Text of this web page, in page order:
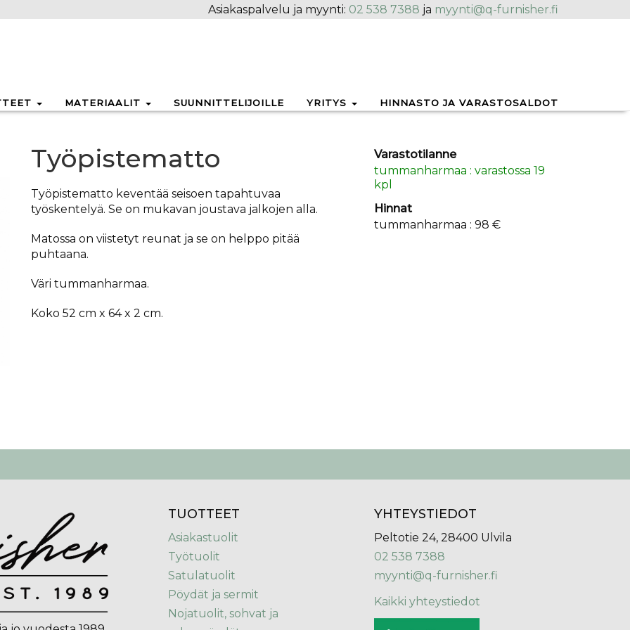
Asiakaspalvelu ja myynti: 02 538 7388 ja myynti@q-furnisher.fi
MATERIAALIT SUUNNITTELIJOILLE YRITYS HINNASTO JA VARASTOSALDOT
Työpistematto
Työpistematto keventää seisoen tapahtuvaa
työskentelyä. Se on mukavan joustava jalkojen alla.
Matossa on viistetyt reunat ja se on helppo pitää
puhtaana.
Väri tummanharmaa.
Koko 52 cm x 64 x 2 cm.
Varastotilanne
tummanharmaa : varastossa 19
kpl
Hinnat
tummanharmaa : 98 €
TUOTTEET
Asiakastuolit
Työtuolit
Satulatuolit
Pöydät ja sermit
Nojatuolit, sohvat ja
YHTEYSTIEDOT
Peltotie 24, 28400 Ulvila
02 538 7388
myynti@q-furnisher.fi
Kaikki yhteystiedot